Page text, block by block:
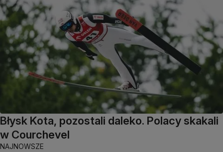
Błysk Kota, pozostali daleko. Polacy skakali
w Courchevel
NAJNOWSZE